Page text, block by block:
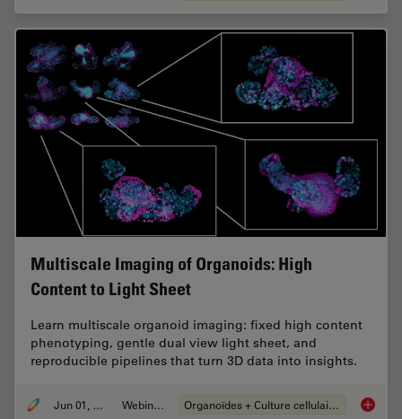
Multiscale Imaging of Organoids: High
Content to Light Sheet
Learn multiscale organoid imaging: fixed high content
phenotyping, gentle dual view light sheet, and
reproducible pipelines that turn 3D data into insights.
Jun 01, 2026 Webinaire Organoïdes + Culture cellulaire en 3D